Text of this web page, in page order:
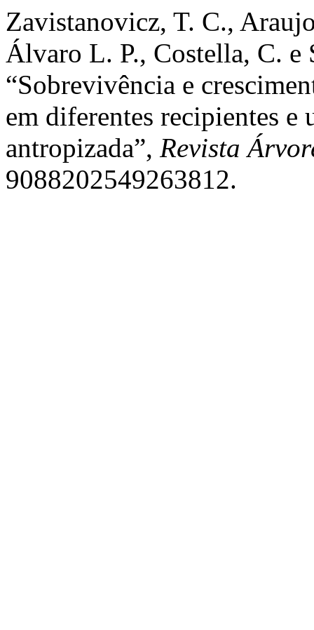
Zavistanovicz, T. C.,
Álvaro L. P., Costella, C.
“Sobrevivência e
em diferentes recipientes e
antropizada”, Revista
9088202549263812.